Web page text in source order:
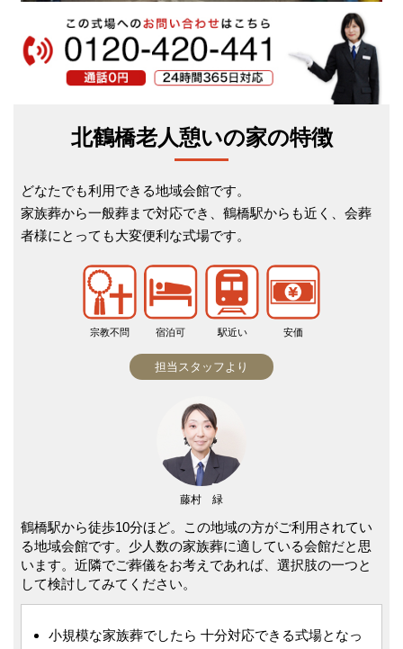
北鶴橋老人憩いの家の特徴
どなたでも利用できる地域会館です。
家族葬から一般葬まで対応でき、鶴橋駅からも近く、会葬
者様にとっても大変便利な式場です。
宗教不問 宿泊可 駅近い 安価
担当スタッフより
藤村 緑
鶴橋駅から徒歩10分ほど。この地域の方がご利用されてい
る地域会館です。少人数の家族葬に適している会館だと思
います。近隣でご葬儀をお考えであれば、選択肢の一つと
して検討してみてください。
小規模な家族葬でしたら 十分対応できる式場となっ